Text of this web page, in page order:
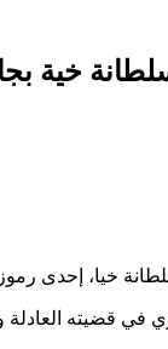
خية
خيا، إحدى
قضيته العادلة